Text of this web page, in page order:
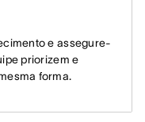
e assegure-
priorizem e
forma.